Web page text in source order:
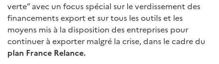
verte” avec un focus spécial sur le verdissement des
financements export et sur tous les outils et les
moyens mis à la disposition des entreprises pour
continuer à exporter malgré la crise, dans le cadre du
plan France Relance.